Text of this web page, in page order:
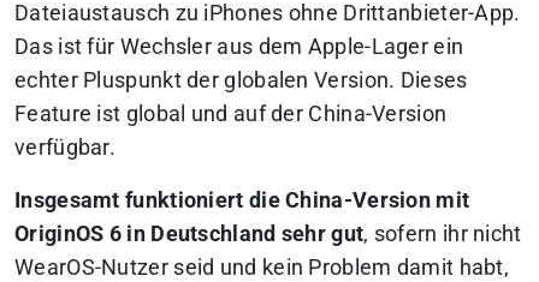
Dateiaustausch zu iPhones ohne Drittanbieter-App.
Das ist für Wechsler aus dem Apple-Lager ein
echter Pluspunkt der globalen Version. Dieses
Feature ist global und auf der China-Version
verfügbar.
Insgesamt funktioniert die China-Version mit
OriginOS 6 in Deutschland sehr gut, sofern ihr nicht
WearOS-Nutzer seid und kein Problem damit habt,